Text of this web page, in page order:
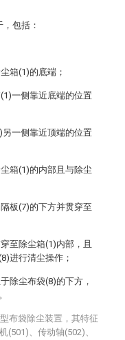
包括：
箱(1)的底端；
一侧靠近底端的位置
一侧靠近顶端的位置
箱(1)的内部且与除尘
板(7)的下方并贯穿至
至除尘箱(1)内部，且
进行清尘操作；
除尘布袋(8)的下方，
布袋除尘装置，其特征
(501)、传动轴(502)、